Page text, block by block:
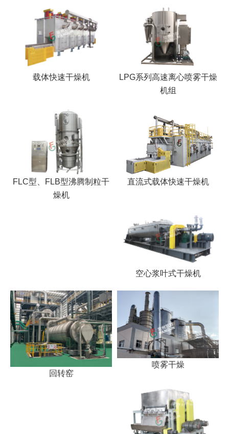
载体快速干燥机
LPG系列高速离心喷雾干燥
机组
FLC型、FLB型沸腾制粒干
燥机
直流式载体快速干燥机
空心浆叶式干燥机
回转窑
喷雾干燥